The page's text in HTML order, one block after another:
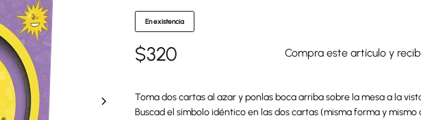
En existencia
$320 Compra este artículo y
Toma dos cartas al azar y ponlas boca arriba sobre la mesa a la
Buscad el símbolo idéntico en las dos cartas (misma forma y